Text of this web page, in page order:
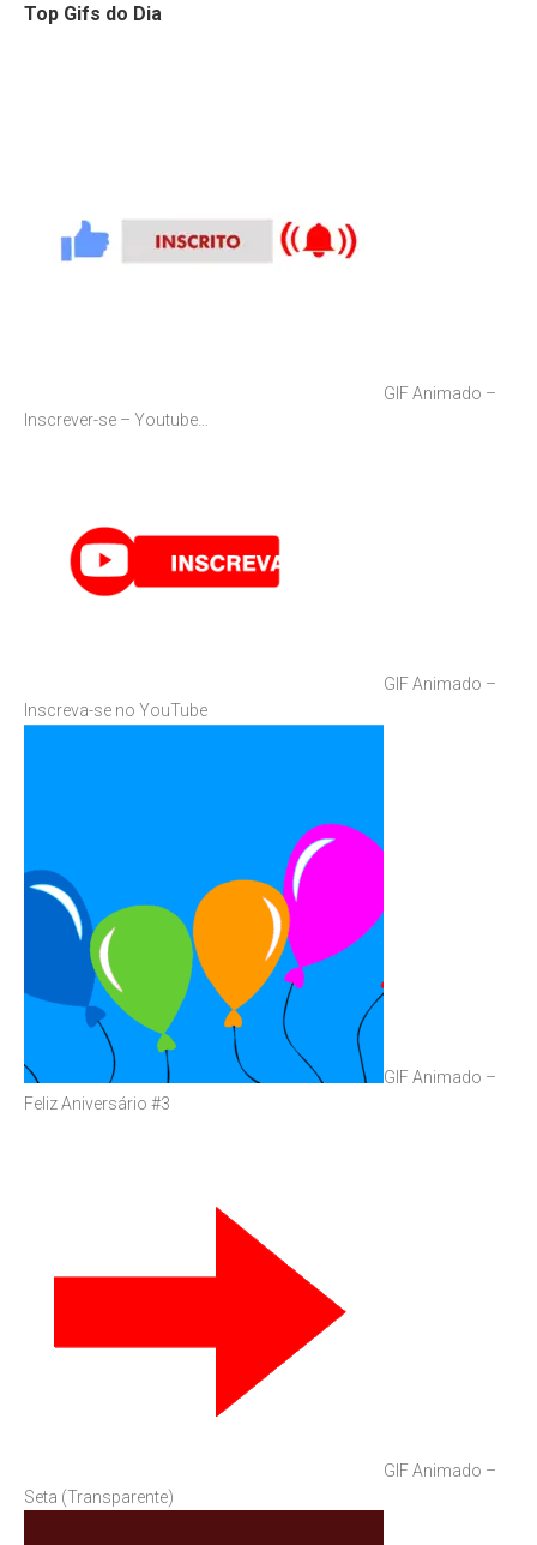
Top Gifs do Dia
GIF Animado –
Inscrever-se – Youtube…
GIF Animado –
Inscreva-se no YouTube
GIF Animado –
Feliz Aniversário #3
GIF Animado –
Seta (Transparente)